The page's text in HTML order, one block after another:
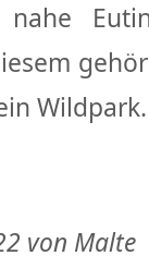
nahe
Wildpark.
von Malte